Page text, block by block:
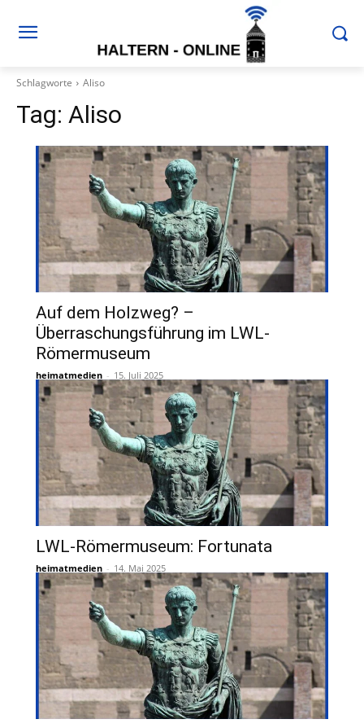
Schlagworte Aliso
Tag: Aliso
Auf dem Holzweg? –
Überraschungsführung im LWL-
Römermuseum
heimatmedien - 15. Juli 2025
LWL-Römermuseum: Fortunata
heimatmedien - 14. Mai 2025